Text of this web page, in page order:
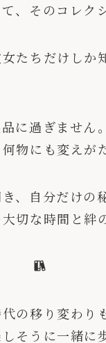
、そのコレク
たちだけしか
に過ぎません
物にも変えが
、自分だけの
切な時間と絆
の移り変わり
そうに一緒に